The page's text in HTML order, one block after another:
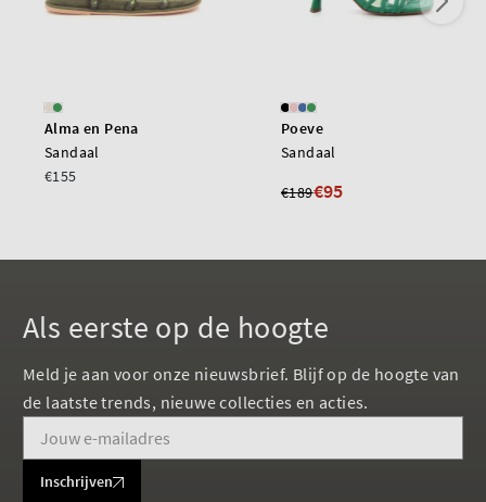
Alma en Pena
Sandaal
€155
Poeve
Sandaal
€189€95
Als eerste op de hoogte
Meld je aan voor onze nieuwsbrief. Blijf op de hoogte van
de laatste trends, nieuwe collecties en acties.
Inschrijven